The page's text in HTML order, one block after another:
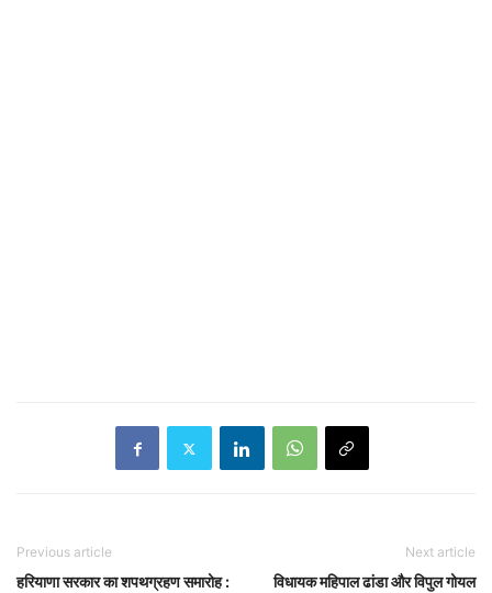
Previous article
हरियाणा सरकार का शपथग्रहण समारोह :
Next article
विधायक महिपाल ढांडा और विपुल गोयल